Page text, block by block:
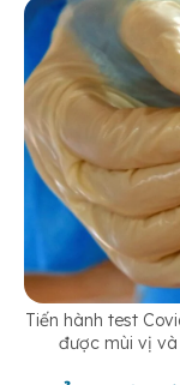
Tiến hành test
được mùi vị